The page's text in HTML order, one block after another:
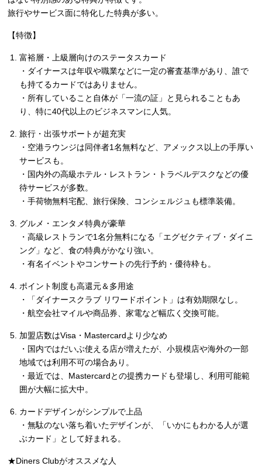
旅行やサービス面に特化した特典が多い。
【特徴】
富裕層・上級層向けのステータスカード
・ダイナースは年収や職業などに一定の審査基準があり、誰で
も持てるカードではありません。
・所有していること自体が「一流の証」と見られることもあ
り、特に40代以上のビジネスマンに人気。
旅行・出張サポートが超充実
・空港ラウンジは同伴者1名無料など、アメックス以上の手厚い
サービスも。
・国内外の高級ホテル・レストラン・トラベルデスクなどの優
待サービスが多数。
・手荷物無料宅配、旅行保険、コンシェルジュも標準装備。
グルメ・エンタメ特典が豪華
・高級レストランで1名分無料になる「エグゼクティブ・ダイニ
ング」など、食の特典がかなり強い。
・有名イベントやコンサートの先行予約・優待枠も。
ポイント制度も高還元＆多用途
・「ダイナースクラブ リワードポイント」は有効期限なし。
・航空会社マイルや商品券、家電など幅広く交換可能。
加盟店数はVisa・Mastercardより少なめ
・国内ではだいぶ使える店が増えたが、小規模店や海外の一部
地域では利用不可の場合あり。
・最近では、Mastercardとの提携カードも登場し、利用可能範
囲が大幅に拡大中。
カードデザインがシンプルで上品
・無駄のない落ち着いたデザインが、「いかにもわかる人が選
ぶカード」として好まれる。
★Diners Clubがオススメな人